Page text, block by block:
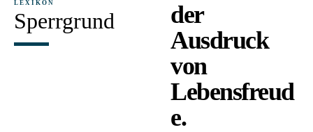
LEXIKON
Sperrgrund
der
Ausdruck
von
Lebensfreud
e.